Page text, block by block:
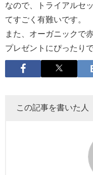
なので、トライアルセ
てすごく有難いです。
また、オーガニックで
プレゼントにぴったり
この記事を書いた人